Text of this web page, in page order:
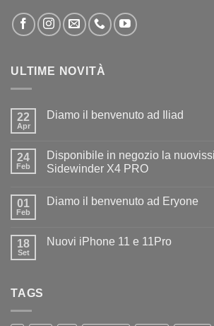
ULTIME NOVITÀ
22
Apr
Diamo il benvenuto ad Iliad
Diamo
il
benvenuto
24
Feb
Disponibile in negozio la
Sidewinder X4 PRO
su
la
nuovissima
01
Feb
Diamo il benvenuto ad Eryone
Diamo
18
Set
Nuovi iPhone 11 e 11Pro
TAGS